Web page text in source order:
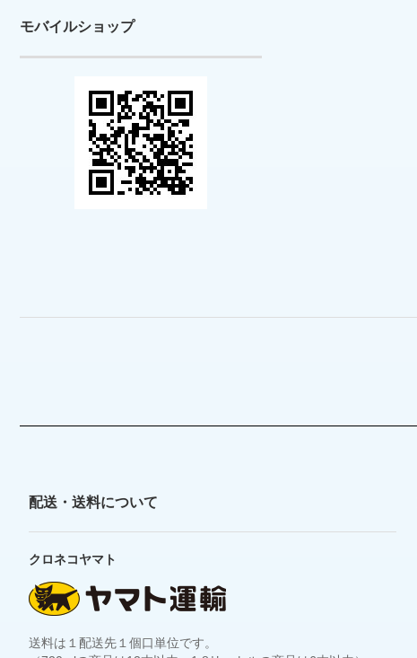
モバイルショップ
配送・送料について
クロネコヤマト
送料は１配送先１個口単位です。